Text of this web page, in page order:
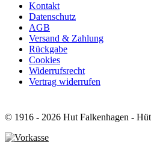
Kontakt
Datenschutz
AGB
Versand & Zahlung
Rückgabe
Cookies
Widerrufsrecht
Vertrag widerrufen
© 1916 - 2026 Hut Falkenhagen -